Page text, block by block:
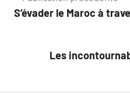
de
S’évader le Maroc à
Les